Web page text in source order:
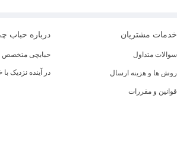
خدمات مشتریان
سوالات متداول
روش ها و هزینه ارسال
قوانین و مقررات
درباره حباب
حبابچی متخصص
در آینده نزدیک